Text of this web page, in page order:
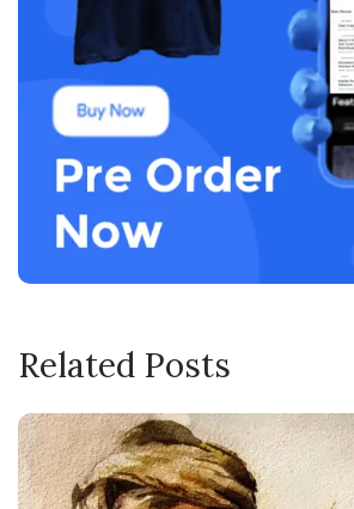
Related Posts